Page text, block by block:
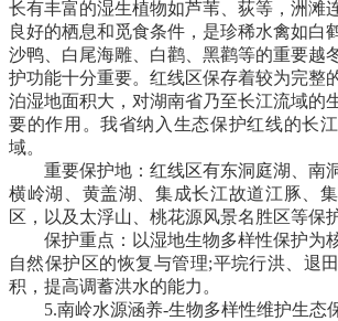
长有丰富的湿生植物如芦苇、荻等，洲滩
良好的栖息和觅食条件，是珍稀水禽如白
沙鸭、白尾海雕、白鹳、黑鹳等的重要越
护功能十分重要。红线区保存着较为完整
泊湿地面积大，对湖南省乃至长江流域的
要的作用。我省纳入生态保护红线的长
域。
重要保护地：红线区有东洞庭湖、南洞
横岭湖、黄盖湖、集成长江故道江豚、
区，以及太浮山、桃花源风景名胜区等保
保护重点：以湿地生物多样性保护为
自然保护区的恢复与管理;平垸行洪、退
积，提高调蓄洪水的能力。
5.南岭水源涵养-生物多样性维护生态保